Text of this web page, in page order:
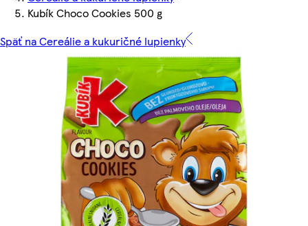
Kubík Choco Cookies 500 g
Späť na Cereálie a kukuričné lupienky